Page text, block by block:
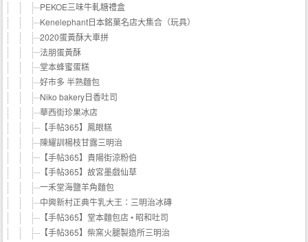
PEKOE三味牛軋糖禮盒
Kenelephant日本銘菓名店大集合（玩具）
2020蛋黃酥大車拼
法朋蛋黃酥
堂本蜂蜜蛋糕
好市多 半熟麵包
Niko bakery日香吐司
華西街珍果冰店
【手帖365】鳳眼糕
陳耀訓楊枝甘露三明治
【手帖365】貴陽街涼粉伯
【手帖365】故宮墨戲仙草
一禾堂海鹽羊角麵包
中興新村正典牛乳大王：三明治冰磚
【手帖365】堂本麵包店 • 昭和吐司
【手帖365】柴窯火腿製造所三明治